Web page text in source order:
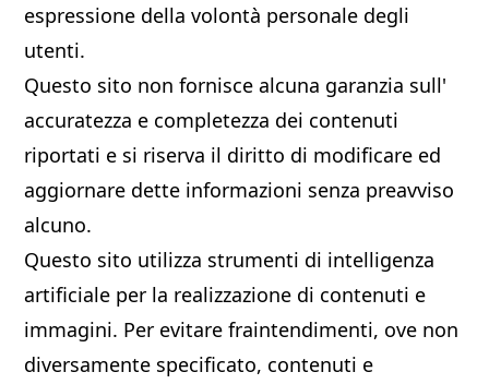
espressione della volontà personale degli
utenti.
Questo sito non fornisce alcuna garanzia sull'
accuratezza e completezza dei contenuti
riportati e si riserva il diritto di modificare ed
aggiornare dette informazioni senza preavviso
alcuno.
Questo sito utilizza strumenti di intelligenza
artificiale per la realizzazione di contenuti e
immagini. Per evitare fraintendimenti, ove non
diversamente specificato, contenuti e